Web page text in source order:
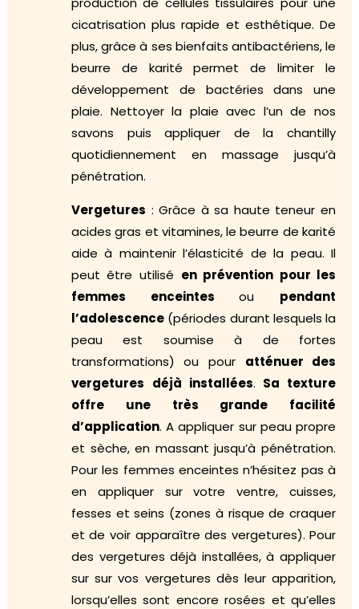
cicatrisation plus rapide et esthétique. De
plus, grâce à ses bienfaits antibactériens, le
beurre de karité permet de limiter le
développement de bactéries dans une
plaie. Nettoyer la plaie avec l’un de nos
savons puis appliquer de la chantilly
quotidiennement en massage jusqu’à
pénétration.
Vergetures : Grâce à sa haute teneur en
acides gras et vitamines, le beurre de karité
aide à maintenir l’élasticité de la peau. Il
peut être utilisé en prévention pour les
femmes enceintesou pendant
l’adolescence(périodes durant lesquels la
peau est soumise à de fortes
transformations) ou pour atténuer des
vergetures déjà installées. Sa texture
offre une très grande facilité
d’application. A appliquer sur peau propre
et sèche, en massant jusqu’à pénétration.
Pour les femmes enceintes n’hésitez pas à
en appliquer sur votre ventre, cuisses,
fesses et seins (zones à risque de craquer
et de voir apparaître des vergetures). Pour
des vergetures déjà installées, à appliquer
sur sur vos vergetures dès leur apparition,
lorsqu’elles sont encore rosées et qu’elles